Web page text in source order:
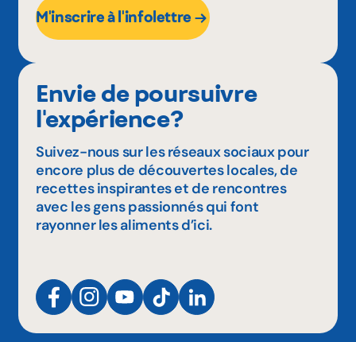
M'inscrire à l'infolettre
Envie de poursuivre
l'expérience?
Suivez-nous sur les réseaux sociaux pour
encore plus de découvertes locales, de
recettes inspirantes et de rencontres
avec les gens passionnés qui font
rayonner les aliments d’ici.